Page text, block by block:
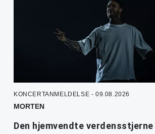
KONCERTANMELDELSE - 09.08.2026
MORTEN
Den hjemvendte